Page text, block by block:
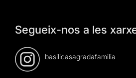
Segueix-nos a les
basilicasagradafamilia